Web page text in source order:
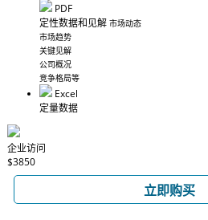
PDF
定性数据和见解 市场动态
市场趋势
关键见解
公司概况
竞争格局等
Excel
定量数据
企业访问
$3850
立即购买